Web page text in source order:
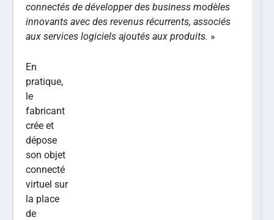
connectés de développer des business modèles
innovants avec des revenus récurrents, associés
aux services logiciels ajoutés aux produits. »
En
pratique,
le
fabricant
crée et
dépose
son objet
connecté
virtuel sur
la place
de